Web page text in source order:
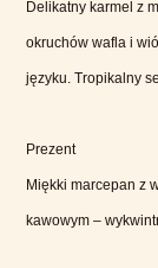
Delikatny karmel z
okruchów wafla i
języku. Tropikalny
Prezent
Miękki marcepan z
kawowym –